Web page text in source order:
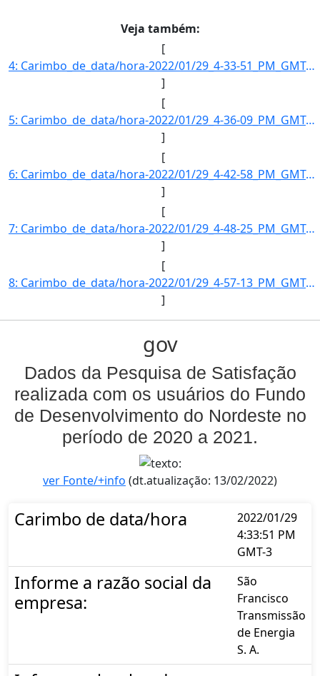
Veja também:
[
4: Carimbo_de_data/hora-2022/01/29_4-33-51_PM_GMT-3-Informe_a_razao_social_da_empresa--Sao_Francisco_Tr]
]
[
5: Carimbo_de_data/hora-2022/01/29_4-36-09_PM_GMT-3-Informe_a_razao_social_da_empresa--Borborema_Transm]
]
[
6: Carimbo_de_data/hora-2022/01/29_4-42-58_PM_GMT-3-Informe_a_razao_social_da_empresa--Ventos_de_Sao_Fe]
]
[
7: Carimbo_de_data/hora-2022/01/29_4-48-25_PM_GMT-3-Informe_a_razao_social_da_empresa--MEZ_2_Energia_S.]
]
[
8: Carimbo_de_data/hora-2022/01/29_4-57-13_PM_GMT-3-Informe_a_razao_social_da_empresa--Ventos_de_Sao_Fe]
]
gov
Dados da Pesquisa de Satisfação
realizada com os usuários do Fundo
de Desenvolvimento do Nordeste no
período de 2020 a 2021.
ver Fonte/+info (dt.atualização: 13/02/2022)
Carimbo de data/hora
2022/01/29
4:33:51 PM
GMT-3
Informe a razão social da
empresa:
São
Francisco
Transmissão
de Energia
S. A.